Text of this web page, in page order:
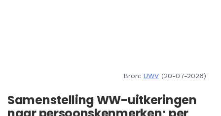
Bron: UWV (20-07-2026)
Samenstelling WW-uitkeringen